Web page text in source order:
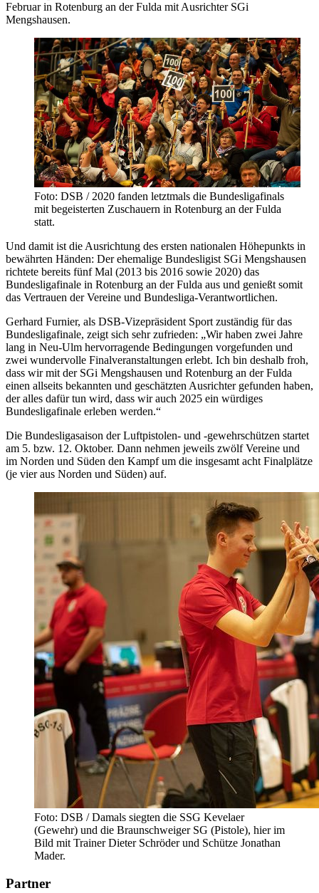
Februar in Rotenburg an der Fulda mit Ausrichter SGi
Mengshausen.
Foto: DSB / 2020 fanden letztmals die Bundesligafinals
mit begeisterten Zuschauern in Rotenburg an der Fulda
statt.
Und damit ist die Ausrichtung des ersten nationalen Höhepunkts in
bewährten Händen: Der ehemalige Bundesligist SGi Mengshausen
richtete bereits fünf Mal (2013 bis 2016 sowie 2020) das
Bundesligafinale in Rotenburg an der Fulda aus und genießt somit
das Vertrauen der Vereine und Bundesliga-Verantwortlichen.
Gerhard Furnier, als DSB-Vizepräsident Sport zuständig für das
Bundesligafinale, zeigt sich sehr zufrieden: „Wir haben zwei Jahre
lang in Neu-Ulm hervorragende Bedingungen vorgefunden und
zwei wundervolle Finalveranstaltungen erlebt. Ich bin deshalb froh,
dass wir mit der SGi Mengshausen und Rotenburg an der Fulda
einen allseits bekannten und geschätzten Ausrichter gefunden haben,
der alles dafür tun wird, dass wir auch 2025 ein würdiges
Bundesligafinale erleben werden.“
Die Bundesligasaison der Luftpistolen- und -gewehrschützen startet
am 5. bzw. 12. Oktober. Dann nehmen jeweils zwölf Vereine und
im Norden und Süden den Kampf um die insgesamt acht Finalplätze
(je vier aus Norden und Süden) auf.
Foto: DSB / Damals siegten die SSG Kevelaer
(Gewehr) und die Braunschweiger SG (Pistole), hier im
Bild mit Trainer Dieter Schröder und Schütze Jonathan
Mader.
Partner